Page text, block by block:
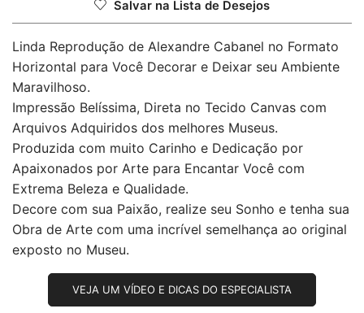
Salvar na Lista de Desejos
Linda Reprodução de Alexandre Cabanel no Formato
Horizontal para Você Decorar e Deixar seu Ambiente
Maravilhoso.
Impressão Belíssima, Direta no Tecido Canvas com
Arquivos Adquiridos dos melhores Museus.
Produzida com muito Carinho e Dedicação por
Apaixonados por Arte para Encantar Você com
Extrema Beleza e Qualidade.
Decore com sua Paixão, realize seu Sonho e tenha sua
Obra de Arte com uma incrível semelhança ao original
exposto no Museu.
VEJA UM VÍDEO E DICAS DO ESPECIALISTA